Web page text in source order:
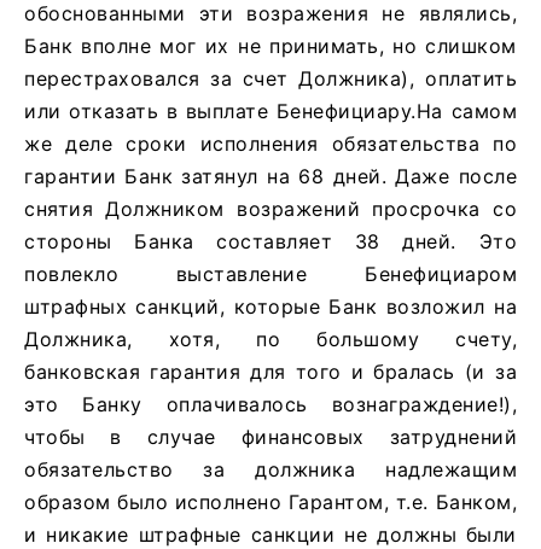
обоснованными эти возражения не являлись,
Банк вполне мог их не принимать, но слишком
перестраховался за счет Должника), оплатить
или отказать в выплате Бенефициару.На самом
же деле сроки исполнения обязательства по
гарантии Банк затянул на 68 дней. Даже после
снятия Должником возражений просрочка со
стороны Банка составляет 38 дней. Это
повлекло выставление Бенефициаром
штрафных санкций, которые Банк возложил на
Должника, хотя, по большому счету,
банковская гарантия для того и бралась (и за
это Банку оплачивалось вознаграждение!),
чтобы в случае финансовых затруднений
обязательство за должника надлежащим
образом было исполнено Гарантом, т.е. Банком,
и никакие штрафные санкции не должны были